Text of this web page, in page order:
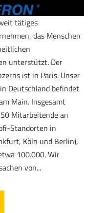
tätiges
das Menschen
unterstützt. Der
ist in Paris. Unser
Deutschland befindet
Main. Insgesamt
Mitarbeitende an
Standorten in
Köln und Berlin),
100.000. Wir
von...